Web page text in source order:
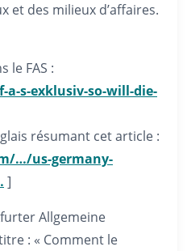
et des milieux d’affaires.
le FAS :
s-exklusiv-so-will-die-
résumant cet article :
…/us-germany-
]
Allgemeine
: « Comment le